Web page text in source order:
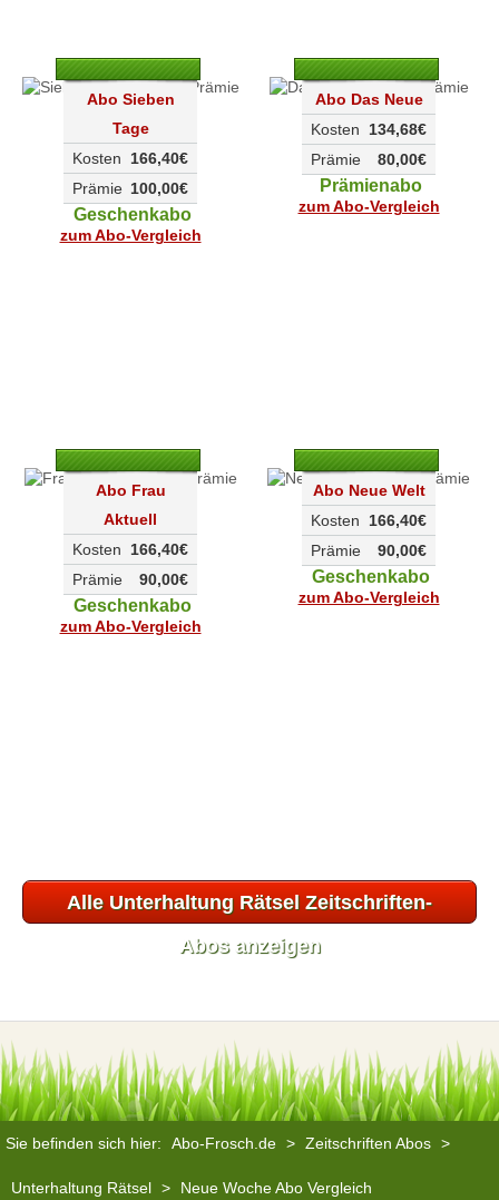
Abo Sieben
Tage
166,40€
Kosten
100,00€
Prämie
Geschenkabo
zum Abo-Vergleich
Abo Das Neue
134,68€
Kosten
80,00€
Prämie
Prämienabo
zum Abo-Vergleich
Abo Frau
Aktuell
166,40€
Kosten
90,00€
Prämie
Geschenkabo
zum Abo-Vergleich
Abo Neue Welt
166,40€
Kosten
90,00€
Prämie
Geschenkabo
zum Abo-Vergleich
Alle Unterhaltung Rätsel Zeitschriften-
Abos anzeigen
Sie befinden sich hier: Abo-Frosch.de > Zeitschriften Abos >
Unterhaltung Rätsel > Neue Woche Abo Vergleich